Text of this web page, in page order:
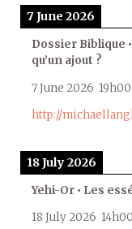
7 June 2026
Dossier Biblique
qu’un ajout ?
7 June 2026 19h00
http://
18 July 2026
Yehi-Or • Les
18 July 2026 14h00